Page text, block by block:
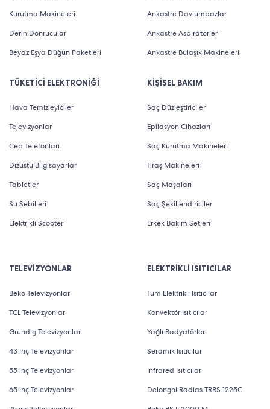
Kurutma Makineleri
Derin Donrucular
Beyaz Eşya Düğün Paketleri
TÜKETİCİ ELEKTRONİĞİ
Hava Temizleyiciler
Televizyonlar
Cep Telefonları
Dizüstü Bilgisayarlar
Tabletler
Su Sebilleri
Elektrikli Scooter
Ankastre Davlumbazlar
Ankastre Aspiratörler
Ankastre Bulaşık Makineleri
KİŞİSEL BAKIM
Saç Düzleştiriciler
Epilasyon Cihazları
Saç Kurutma Makineleri
Tıraş Makineleri
Saç Maşaları
Saç Şekillendiriciler
Erkek Bakım Setleri
TELEVİZYONLAR
Beko Televizyonlar
TCL Televizyonlar
Grundig Televizyonlar
43 inç Televizyonlar
55 inç Televizyonlar
65 inç Televizyonlar
ELEKTRİKLİ ISITICILAR
Tüm Elektrikli Isıtıcılar
Konvektör Isıtıcılar
Yağlı Radyatörler
Seramik Isıtıcılar
Infrared Isıtıcılar
Delonghi Radias TRRS 1225C